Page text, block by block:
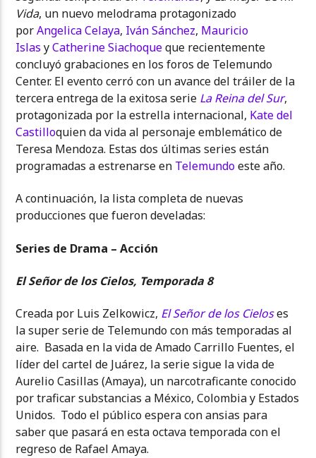
Vida, un nuevo melodrama protagonizado
porAngelica Celaya, Iván Sánchez, Mauricio
Islas yCatherine Siachoqueque recientemente
concluyó grabaciones en los foros de Telemundo
Center. El evento cerró con un avance del tráiler de la
tercera entrega de la exitosa serie La Reina del Sur,
protagonizada por la estrella internacional, Kate del
Castilloquien da vida al personaje emblemático de
Teresa Mendoza. Estas dos últimas series están
programadas a estrenarse en Telemundoeste año.
A continuación, la lista completa de nuevas
producciones que fueron develadas:
Series de Drama – Acción
El Señor de los Cielos, Temporada 8
Creada por Luis Zelkowicz, El Señor de los Cieloses
la super serie de Telemundo con más temporadas al
aire. Basada en la vida de Amado Carrillo Fuentes, el
líder del cartel de Juárez, la serie sigue la vida de
Aurelio Casillas (Amaya), un narcotraficante conocido
por traficar substancias a México, Colombia y Estados
Unidos. Todo el público espera con ansias para
saber que pasará en esta octava temporada con el
regreso de Rafael Amaya.